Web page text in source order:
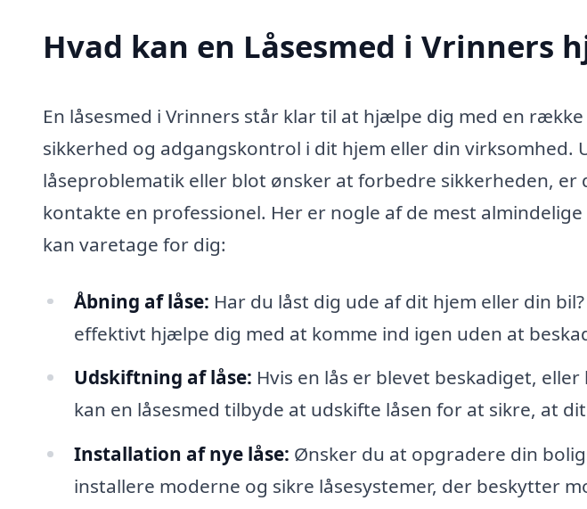
Hvad kan en Låsesmed i Vrinners
En låsesmed i Vrinners står klar til at hjælpe dig med en
sikkerhed og adgangskontrol i dit hjem eller din virksomhed.
låseproblematik eller blot ønsker at forbedre sikkerheden, er
kontakte en professionel. Her er nogle af de mest almindelige
kan varetage for dig:
Åbning af låse: Har du låst dig ude af dit hjem eller din
effektivt hjælpe dig med at komme ind igen uden at
Udskiftning af låse: Hvis en lås er blevet beskadiget,
kan en låsesmed tilbyde at udskifte låsen for at sikre, at
Installation af nye låse: Ønsker du at opgradere din
installere moderne og sikre låsesystemer, der beskytter